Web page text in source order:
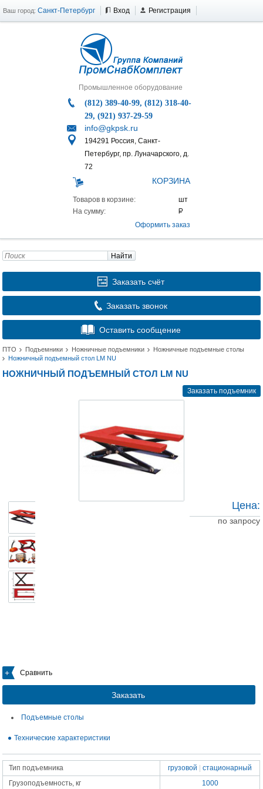
Ваш город: Санкт-Петербург Вход Регистрация
Промышленное оборудование
(812) 389-40-99, (812) 318-40-
29, (921) 937-29-59
info@gkpsk.ru
194291 Россия, Санкт-
Петербург, пр. Луначарского, д.
72
КОРЗИНА
Товаров в корзине:
На сумму:
Оформить заказ
Найти
Заказать счёт
Заказать звонок
Оставить сообщение
ПТО Подъемники Ножничные подъемники
Ножничные подъемные столы
Ножничный подъемный стол LM NU
НОЖНИЧНЫЙ ПОДЪЕМНЫЙ СТОЛ LM NU
Заказать подъемник
Сравнить
Заказать
Цена:
по запросу
Подъемные столы
Технические характеристики
Тип подъемника грузовой |стационарный
Грузоподъемность, кг
1000